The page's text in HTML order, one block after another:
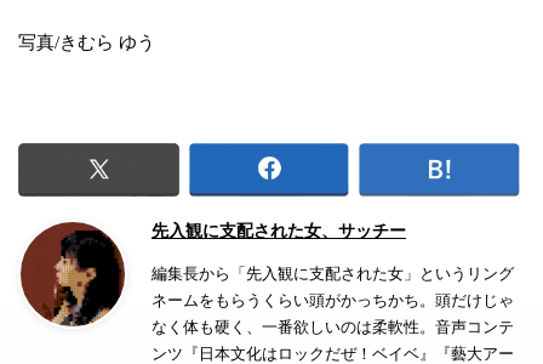
写真/きむら ゆう
先入観に支配された女、サッチー
編集長から「先入観に支配された女」というリング
ネームをもらうくらい頭がかっちかち。頭だけじゃ
なく体も硬く、一番欲しいのは柔軟性。音声コンテ
ンツ『日本文化はロックだぜ！ベイベ』『藝大アー